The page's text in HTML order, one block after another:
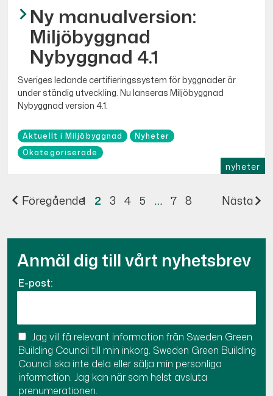
nyheter
Ny manualversion:
Miljöbyggnad
Nybyggnad 4.1
Sveriges ledande certifieringssystem för byggnader är
under ständig utveckling. Nu lanseras Miljöbyggnad
Nybyggnad version 4.1.
Aktuellt i Miljöbyggnad
Nyheter
Okategoriserade
Föregående
1 2 3 4 5 … 7 8 Nästa
Anmäl dig till vårt nyhetsbrev
E-post:
Jag vill få relevant information från Sweden Green
Building Council till min inkorg. Sweden Green Building
Council ska inte dela eller sälja min personliga
information. Jag kan när som helst avsluta
prenumerationen.